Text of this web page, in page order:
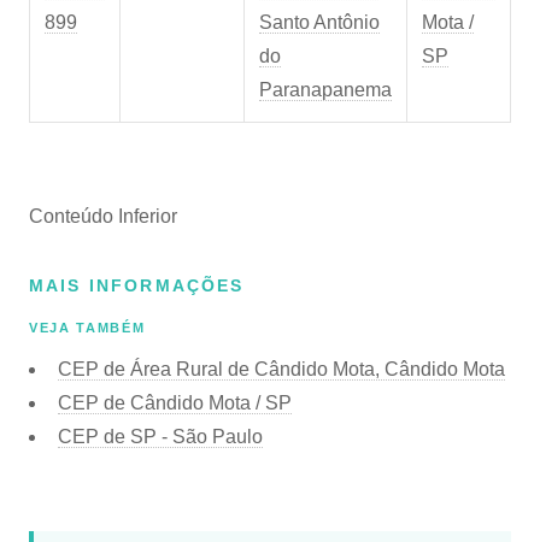
899
Santo Antônio
do
Paranapanema
Mota /
SP
Conteúdo Inferior
MAIS INFORMAÇÕES
VEJA TAMBÉM
CEP de Área Rural de Cândido Mota, Cândido Mota
CEP de Cândido Mota / SP
CEP de SP - São Paulo